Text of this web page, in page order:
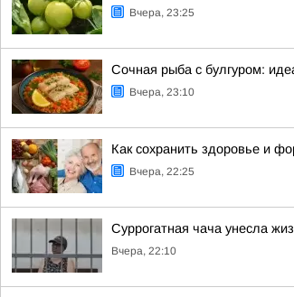
Вчера, 23:25
Сочная рыба с булгуром:
Вчера, 23:10
Как сохранить здоровье и
Вчера, 22:25
Суррогатная чача унесла
Вчера, 22:10